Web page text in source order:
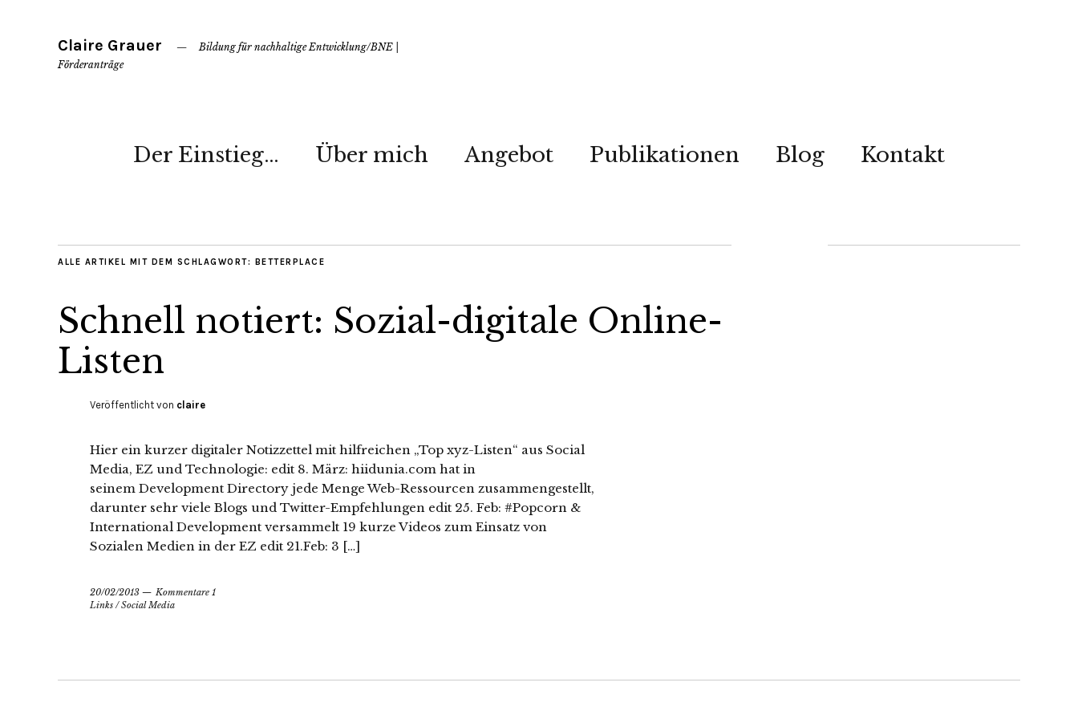
Claire Grauer
Bildung für nachhaltige Entwicklung/BNE |
Förderanträge
Der Einstieg… Über mich Angebot Publikationen Blog Kontakt
ALLE ARTIKEL MIT DEM SCHLAGWORT: BETTERPLACE
Schnell notiert: Sozial-digitale Online-
Listen
Veröffentlicht von claire
Hier ein kurzer digitaler Notizzettel mit hilfreichen „Top xyz-Listen“ aus Social
Media, EZ und Technologie: edit 8. März: hiidunia.com hat in
seinem Development Directory jede Menge Web-Ressourcen zusammengestellt,
darunter sehr viele Blogs und Twitter-Empfehlungen edit 25. Feb: #Popcorn &
International Development versammelt 19 kurze Videos zum Einsatz von
Sozialen Medien in der EZ edit 21.Feb: 3 […]
20/02/2013
Kommentare 1
Links /Social Media